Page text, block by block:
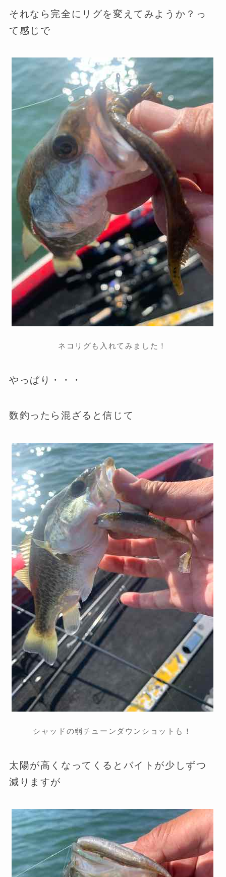
それなら完全にリグを変えてみようか？っ
て感じで
ネコリグも入れてみました！
やっぱり・・・
数釣ったら混ざると信じて
シャッドの弱チューンダウンショットも！
太陽が高くなってくるとバイトが少しずつ
減りますが